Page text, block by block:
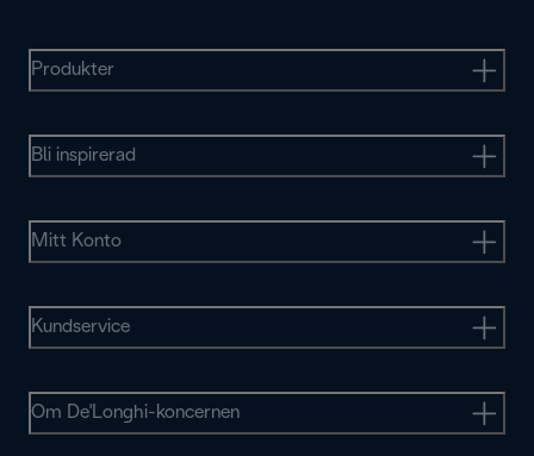
Produkter
Bli inspirerad
Mitt Konto
Kundservice
Om De'Longhi-koncernen